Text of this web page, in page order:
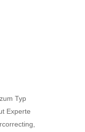
Typ
Experte